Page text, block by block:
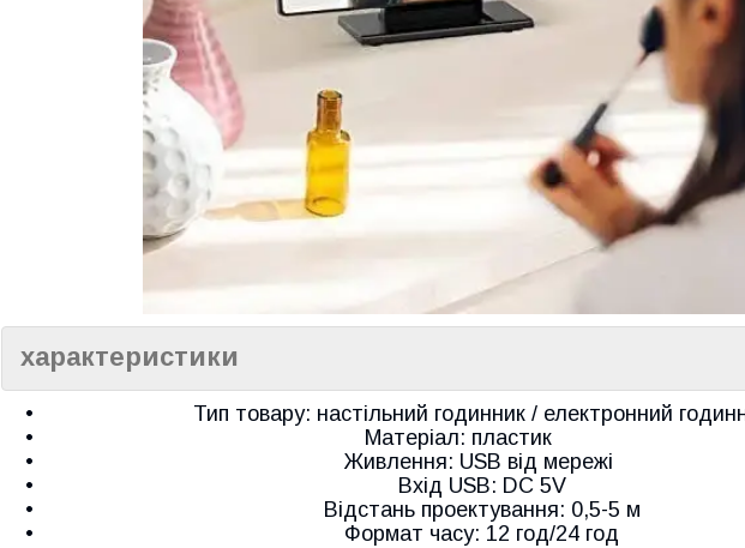
характеристики
Тип товару: настільний годинник / електронний
Матеріал: пластик
Живлення: USB від мережі
Вхід USB: DC 5V
Відстань проектування: 0,5-5 м
Формат часу: 12 год/24 год